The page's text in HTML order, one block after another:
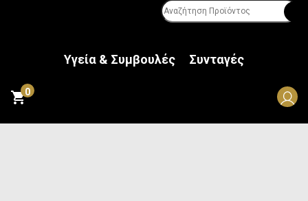
Υγεία & Συμβουλές Συνταγές
0